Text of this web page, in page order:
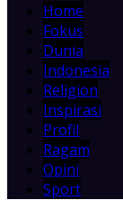
Home
Fokus
Dunia
Indonesia
Religion
Inspirasi
Profil
Ragam
Opini
Sport